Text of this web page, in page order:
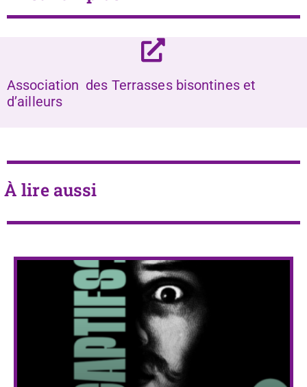
Association des Terrasses bisontines et
d’ailleurs
À lire aussi